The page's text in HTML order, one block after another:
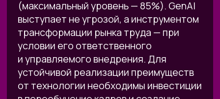
БИЗНЕС
Все, что входит в тариф
БЕСПЛАТНЫЙ
‣ Стратегическая сессия с
экспертом Университета (обычная
стоимость 10 000₽)
‣ Запись эфира
‣ Доступ в НЕЙРОКЛУБ на 1 месяц
ЗАРЕГИСТРИРОВАТЬСЯ ЗА 499₽